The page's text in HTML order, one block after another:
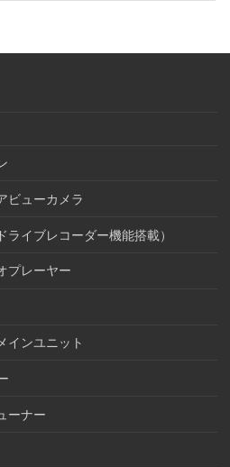
ビューカメラ
イブレコーダー機能搭載）
プレーヤー
インユニット
ーナー